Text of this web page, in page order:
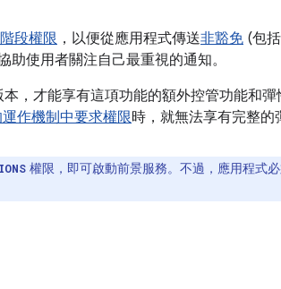
段權限 ，以便從應用程式傳送非豁免 (包
助使用者關注自己最重視的通知。
，才能享有這項功能的額外控管功能和
作機制中要求權限時，就無法享有完整的
權限，即可啟動前景服務。不過，應用程式